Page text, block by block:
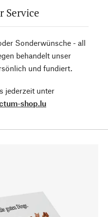
Service
Sonderwünsche - all
behandelt unser
und fundiert.
jederzeit unter
shop.lu